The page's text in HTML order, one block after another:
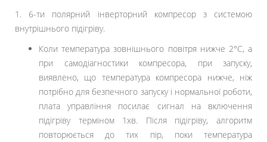
1. 6-ти полярний інверторний компресор з системою
внутрішнього підігріву.
Коли температура зовнішнього повітря нижче 2°С, а
при самодіагностики компресора, при запуску,
виявлено, що температура компресора нижче, ніж
потрібно для безпечного запуску і нормальної роботи,
плата управління посилає сигнал на включення
підігріву терміном 1хв. Після підігріву, алгоритм
повторюється до тих пір, поки температура